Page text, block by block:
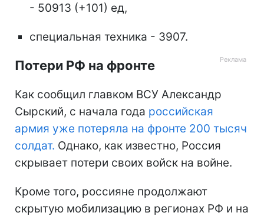
- 50913 (+101) ед,
специальная техника - 3907.
Потери РФ на фронте
Как сообщил главком ВСУ Александр
Сырский, с начала года российская
армия уже потеряла на фронте 200 тысяч
солдат. Однако, как известно, Россия
скрывает потери своих войск на войне.
Кроме того, россияне продолжают
скрытую мобилизацию в регионах РФ и на